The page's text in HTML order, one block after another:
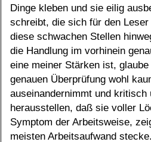
Dinge kleben und sie eilig
schreibt, die sich für den
diese schwachen Stellen
die Handlung im vorhinein
eine meiner Stärken ist,
genauen Überprüfung wohl
auseinandernimmt und
herausstellen, daß sie voller
Symptom der Arbeitsweise,
meisten Arbeitsaufwand